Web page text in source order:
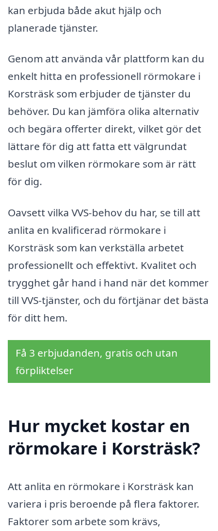
kan erbjuda både akut hjälp och
planerade tjänster.
Genom att använda vår plattform kan du
enkelt hitta en professionell rörmokare i
Korsträsk som erbjuder de tjänster du
behöver. Du kan jämföra olika alternativ
och begära offerter direkt, vilket gör det
lättare för dig att fatta ett välgrundat
beslut om vilken rörmokare som är rätt
för dig.
Oavsett vilka VVS-behov du har, se till att
anlita en kvalificerad rörmokare i
Korsträsk som kan verkställa arbetet
professionellt och effektivt. Kvalitet och
trygghet går hand i hand när det kommer
till VVS-tjänster, och du förtjänar det bästa
för ditt hem.
Få 3 erbjudanden, gratis och utan
förpliktelser
Hur mycket kostar en
rörmokare i Korsträsk?
Att anlita en rörmokare i Korsträsk kan
variera i pris beroende på flera faktorer.
Faktorer som arbete som krävs,